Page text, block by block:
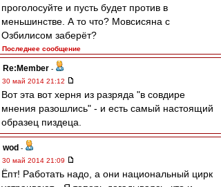
проголосуйте и пусть будет против в
меньшинстве. А то что? Мовсисяна с
Озбилисом заберёт?
Последнее сообщение
Re:Member -
30 май 2014 21:12
Вот эта вот херня из разряда "в совдире
мнения разошлись" - и есть самый настоящий
образец пиздеца.
wod -
30 май 2014 21:09
Ёпт! Работать надо, а они национальный цирк